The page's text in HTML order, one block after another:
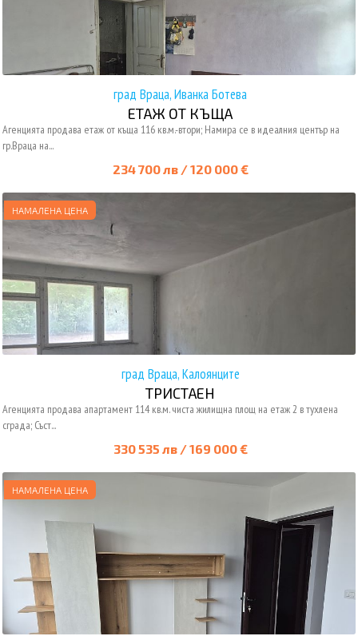
град Враца, Иванка Ботева
ЕТАЖ ОТ КЪЩА
Агенцията продава етаж от къща 116 кв.м.-втори; Намира се в идеалния център на
гр.Враца на...
234 700 лв / 120 000 €
НАМАЛЕНА ЦЕНА
град Враца, Калоянците
ТРИСТАЕН
Агенцията продава апартамент 114 кв.м. чиста жилищна площ на етаж 2 в тухлена
сграда; Съст...
330 535 лв / 169 000 €
НАМАЛЕНА ЦЕНА